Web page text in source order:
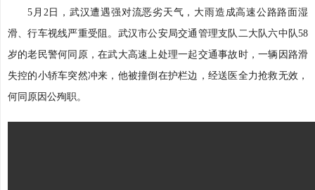
5月2日，武汉遭遇强对流恶劣天气，大雨造成高速公路路面湿
滑、行车视线严重受阻。武汉市公安局交通管理支队二大队六中队58
岁的老民警何同原，在武大高速上处理一起交通事故时，一辆因路滑
失控的小轿车突然冲来，他被撞倒在护栏边，经送医全力抢救无效，
何同原因公殉职。